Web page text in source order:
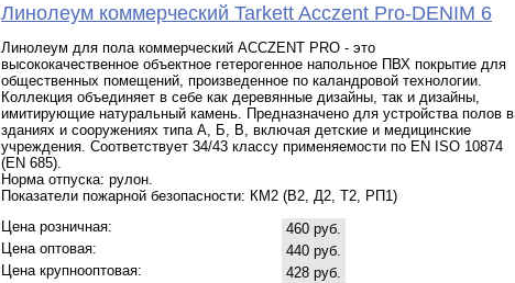
Линолеум коммерческий Tarkett Acczent Pro-DENIM 6
Линолеум для пола коммерческий ACCZENT PRO - это
высококачественное объектное гетерогенное напольное ПВХ покрытие для
общественных помещений, произведенное по каландровой технологии.
Коллекция объединяет в себе как деревянные дизайны, так и дизайны,
имитирующие натуральный камень. Предназначено для устройства полов в
зданиях и сооружениях типа А, Б, В, включая детские и медицинские
учреждения. Соответствует 34/43 классу применяемости по EN ISO 10874
(EN 685).
Норма отпуска: рулон.
Показатели пожарной безопасности: КМ2 (В2, Д2, Т2, РП1)
Цена розничная:
460 руб.
Цена оптовая:
440 руб.
Цена крупнооптовая:
428 руб.